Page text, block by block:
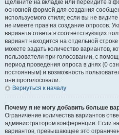
щёлкните на вкладке или перейдите в
основной формой для создания
используемого стиля; если вы не
не имеете прав на создание опросов.
варианта ответа в соответствующих
вариант находится на отдельной
можете задать количество вариантов,
пользователи при голосовании, с
период проведения опроса в днях (0
постоянным) и возможность
они проголосовали.
Вернуться к началу
Почему я не могу добавить больше
Ограничение количества вариантов
администратором конференции. Если
вариантов, превышающее это